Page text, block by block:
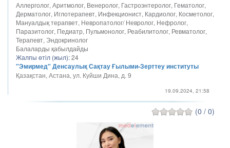
Аллерголог, Аритмолог, Венеролог, Гастроэнтеролог, Гематолог,
Дерматолог, Иглотерапевт, Инфекционист, Кардиолог, Косметолог,
Мануалдық терапвет, Невропатолог/ Невролог, Нефролог,
Паразитолог, Педиатр, Пульмонолог, Реабилитолог, Ревматолог,
Терапевт, Эндокринолог
Балаларды қабылдайды
Жалпы өтіл (жыл):24
"Эмирмед" Денсаулық Сақтау Ғылыми-Зерттеу институты
Қазақстан, Астана, ул. Куйши Дина, д. 9
19.09.2024, 21:58
(0 / 0)